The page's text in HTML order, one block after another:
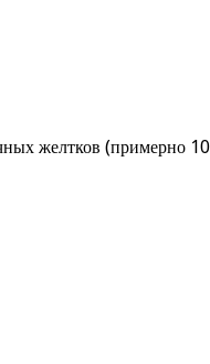
желтков (примерно